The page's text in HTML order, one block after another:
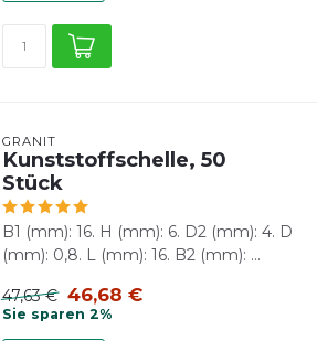
GRANIT
Kunststoffschelle, 50
Stück
B1 (mm): 16. H (mm): 6. D2 (mm): 4. D
(mm): 0,8. L (mm): 16. B2 (mm): ...
47,63 € 46,68 €
Sie sparen 2%